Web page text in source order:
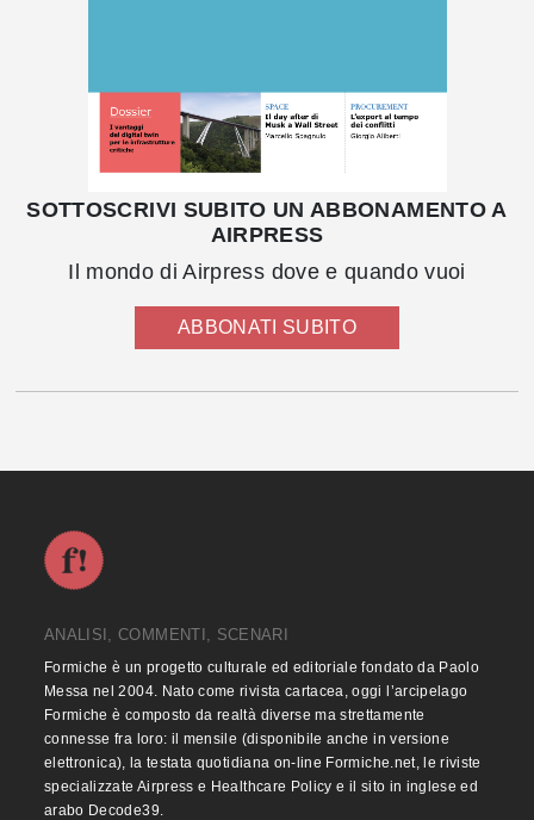
SOTTOSCRIVI SUBITO UN ABBONAMENTO A
AIRPRESS
Il mondo di Airpress dove e quando vuoi
ABBONATI SUBITO
ANALISI, COMMENTI, SCENARI
Formiche è un progetto culturale ed editoriale fondato da Paolo
Messa nel 2004. Nato come rivista cartacea, oggi l’arcipelago
Formiche è composto da realtà diverse ma strettamente
connesse fra loro: il mensile (disponibile anche in versione
elettronica), la testata quotidiana on-line Formiche.net, le riviste
specializzate Airpress e Healthcare Policy e il sito in inglese ed
arabo Decode39.